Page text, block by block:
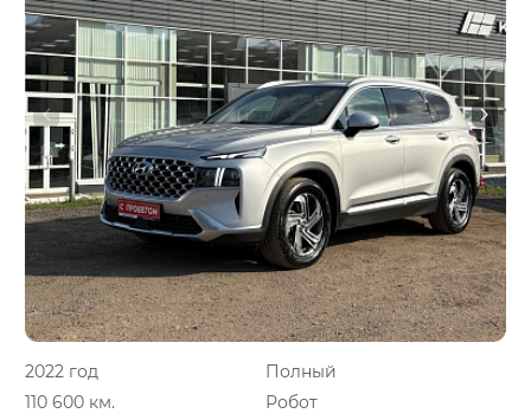
2022 год
Полный
110 600 км.
Робот